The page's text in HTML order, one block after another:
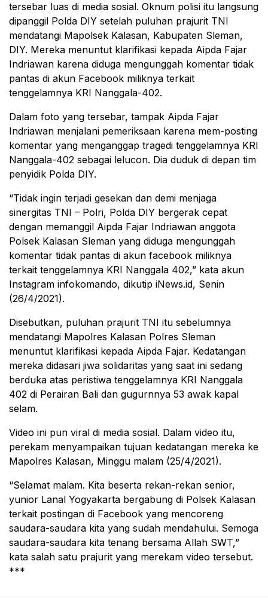
tersebar luas di media sosial. Oknum polisi itu langsung
dipanggil Polda DIY setelah puluhan prajurit TNI
mendatangi Mapolsek Kalasan, Kabupaten Sleman,
DIY. Mereka menuntut klarifikasi kepada Aipda Fajar
Indriawan karena diduga mengunggah komentar tidak
pantas di akun Facebook miliknya terkait
tenggelamnya KRI Nanggala-402.
Dalam foto yang tersebar, tampak Aipda Fajar
Indriawan menjalani pemeriksaan karena mem-posting
komentar yang menganggap tragedi tenggelamnya KRI
Nanggala-402 sebagai lelucon. Dia duduk di depan tim
penyidik Polda DIY.
“Tidak ingin terjadi gesekan dan demi menjaga
sinergitas TNI – Polri, Polda DIY bergerak cepat
dengan memanggil Aipda Fajar Indriawan anggota
Polsek Kalasan Sleman yang diduga mengunggah
komentar tidak pantas di akun facebook miliknya
terkait tenggelamnya KRI Nanggala 402,” kata akun
Instagram infokomando, dikutip iNews.id, Senin
(26/4/2021).
Disebutkan, puluhan prajurit TNI itu sebelumnya
mendatangi Mapolres Kalasan Polres Sleman
menuntut klarifikasi kepada Aipda Fajar. Kedatangan
mereka didasari jiwa solidaritas yang saat ini sedang
berduka atas peristiwa tenggelamnya KRI Nanggala
402 di Perairan Bali dan gugurnnya 53 awak kapal
selam.
Video ini pun viral di media sosial. Dalam video itu,
perekam menyampaikan tujuan kedatangan mereka ke
Mapolres Kalasan, Minggu malam (25/4/2021).
“Selamat malam. Kita beserta rekan-rekan senior,
yunior Lanal Yogyakarta bergabung di Polsek Kalasan
terkait postingan di Facebook yang mencoreng
saudara-saudara kita yang sudah mendahului. Semoga
saudara-saudara kita tenang bersama Allah SWT,”
kata salah satu prajurit yang merekam video tersebut.
***